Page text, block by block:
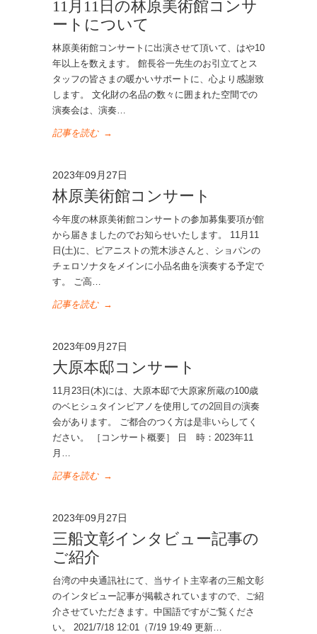
11月11日の林原美術館コンサ
ートについて
林原美術館コンサートに出演させて頂いて、はや10
年以上を数えます。 館長谷一先生のお引立てとス
タッフの皆さまの暖かいサポートに、心より感謝致
します。 文化財の名品の数々に囲まれた空間での
演奏会は、演奏…
記事を読む →
2023年09月27日
林原美術館コンサート
今年度の林原美術館コンサートの参加募集要項が館
から届きましたのでお知らせいたします。 11月11
日(土)に、ピアニストの荒木渉さんと、ショパンの
チェロソナタをメインに小品名曲を演奏する予定で
す。 ご高…
記事を読む →
2023年09月27日
大原本邸コンサート
11月23日(木)には、大原本邸で大原家所蔵の100歳
のベヒシュタインピアノを使用しての2回目の演奏
会があります。 ご都合のつく方は是非いらしてく
ださい。 ［コンサート概要］ 日 時：2023年11
月…
記事を読む →
2023年09月27日
三船文彰インタビュー記事の
ご紹介
台湾の中央通訊社にて、当サイト主宰者の三船文彰
のインタビュー記事が掲載されていますので、ご紹
介させていただきます。中国語ですがご覧くださ
い。 2021/7/18 12:01（7/19 19:49 更新…